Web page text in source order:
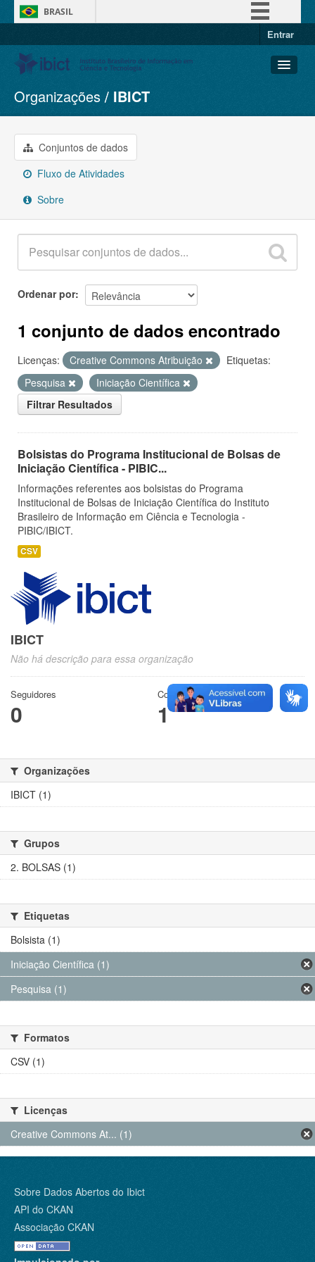
BRASIL
Entrar
Conjuntos de dados
Organizações
Grupos
Sobre
Organizações IBICT
Conjuntos de dados
Fluxo de Atividades
Sobre
Ordenar por
1 conjunto de dados encontrado
Licenças: Creative Commons Atribuição
Etiquetas:
Pesquisa
Iniciação Científica
Filtrar Resultados
Bolsistas do Programa Institucional de Bolsas de
Iniciação Científica - PIBIC...
Informações referentes aos bolsistas do Programa
Institucional de Bolsas de Iniciação Científica do Instituto
Brasileiro de Informação em Ciência e Tecnologia -
PIBIC/IBICT.
CSV
IBICT
Não há descrição para essa organização
Seguidores
0
Conjuntos de dados
1
Organizações
IBICT (1)
Grupos
2. BOLSAS (1)
Etiquetas
Bolsista (1)
Iniciação Científica (1)
Pesquisa (1)
Formatos
CSV (1)
Licenças
Creative Commons At... (1)
Sobre Dados Abertos do Ibict
API do CKAN
Associação CKAN